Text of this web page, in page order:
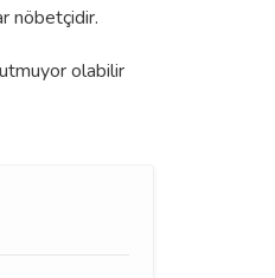
nöbetçidir.
olabilir